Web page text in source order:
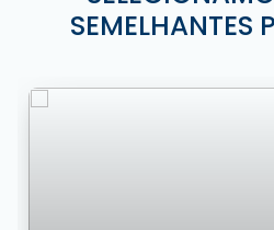
SEMELHANTES